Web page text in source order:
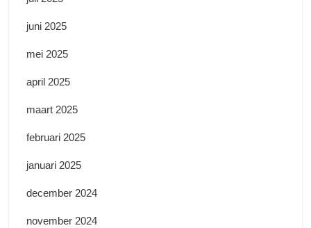
juni 2025
mei 2025
april 2025
maart 2025
februari 2025
januari 2025
december 2024
november 2024